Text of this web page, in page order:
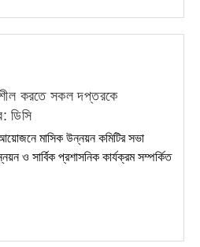
করতে সকল দপ্তরকে
ডিসি
মাসিক উন্নয়ন কমিটির সভা
ও সার্বিক প্রশাসনিক কার্যক্রম সম্পর্কিত